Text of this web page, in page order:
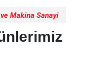
Makina Sanayi